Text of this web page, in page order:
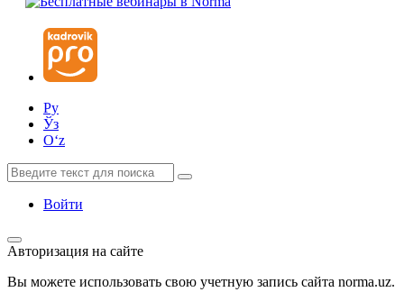
Ру
Ўз
Oʻz
Войти
Авторизация на сайте
Вы можете использовать свою учетную запись сайта norma.uz.